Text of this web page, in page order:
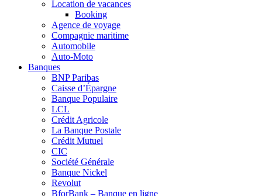
Location de vacances
Booking
Agence de voyage
Compagnie maritime
Automobile
Auto-Moto
Banques
BNP Paribas
Caisse d’Épargne
Banque Populaire
LCL
Crédit Agricole
La Banque Postale
Crédit Mutuel
CIC
Société Générale
Banque Nickel
Revolut
BforBank – Banque en ligne